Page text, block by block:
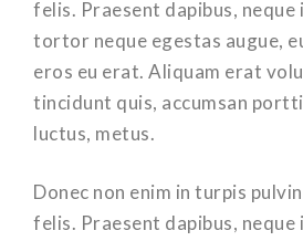
felis. Praesent dapibus, neque
tortor neque egestas augue,
eros eu erat. Aliquam erat
tincidunt quis, accumsan
luctus, metus.
Donec non enim in turpis
felis. Praesent dapibus, neque